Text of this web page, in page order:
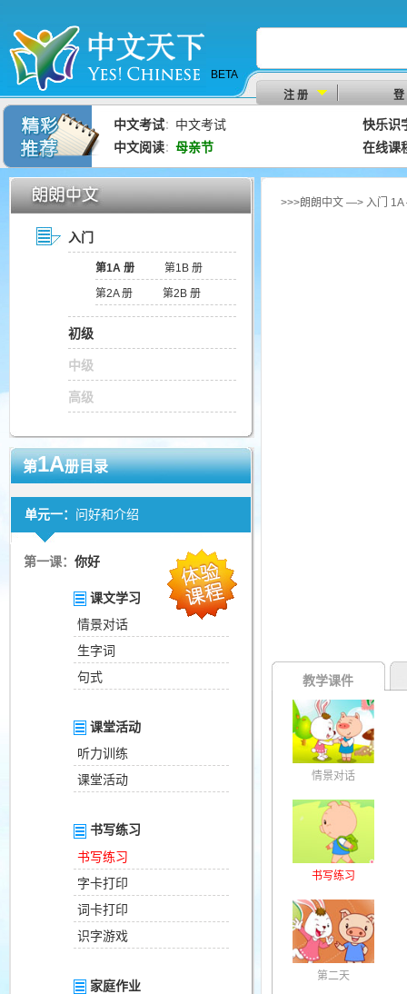
BETA
注 册
登
中文考试： 中文考试
快乐识
中文阅读： 母亲节 在线课
入门
第1A 册
第1B 册
第2A 册
第2B 册
初级
中级
高级
第1A册目录
单元一： 问好和介绍
第一课： 你好
课文学习
情景对话
生字词
句式
课堂活动
听力训练
课堂活动
书写练习
书写练习
字卡打印
词卡打印
识字游戏
家庭作业
>>>朗朗中文 —> 入门
教学课件
情景对话
书写练习
第二天